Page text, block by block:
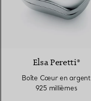
Elsa Peretti®
Boîte Cœur en argent
925 millièmes